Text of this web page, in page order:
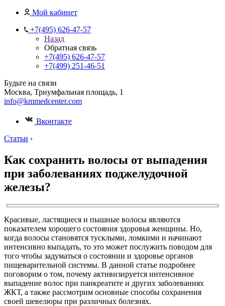
Мой кабинет
+7(495) 626-47-57
Назад
Обратная связь
+7(495) 626-47-57
+7(499) 251-46-51
Будьте на связи
Москва, Триумфальная площадь, 1
info@kmmedcenter.com
Вконтакте
Статьи ›
Как сохранить волосы от выпадения
при заболеваниях поджелудочной
железы?
Красивые, ластящиеся и пышные волосы являются
показателем хорошего состояния здоровья женщины. Но,
когда волосы становятся тусклыми, ломкими и начинают
интенсивно выпадать, то это может послужить поводом для
того чтобы задуматься о состоянии и здоровье органов
пищеварительной системы. В данной статье подробнее
поговорим о том, почему активизируется интенсивное
выпадение волос при панкреатите и других заболеваниях
ЖКТ, а также рассмотрим основные способы сохранения
своей шевелюры при различных болезнях.